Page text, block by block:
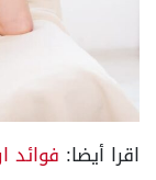
اقرا أيضا: فوائد اوميغا 3